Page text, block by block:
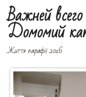
Важней
Домомий
Життя парафії 2016